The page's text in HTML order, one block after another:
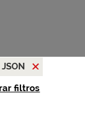
JSON
filtros